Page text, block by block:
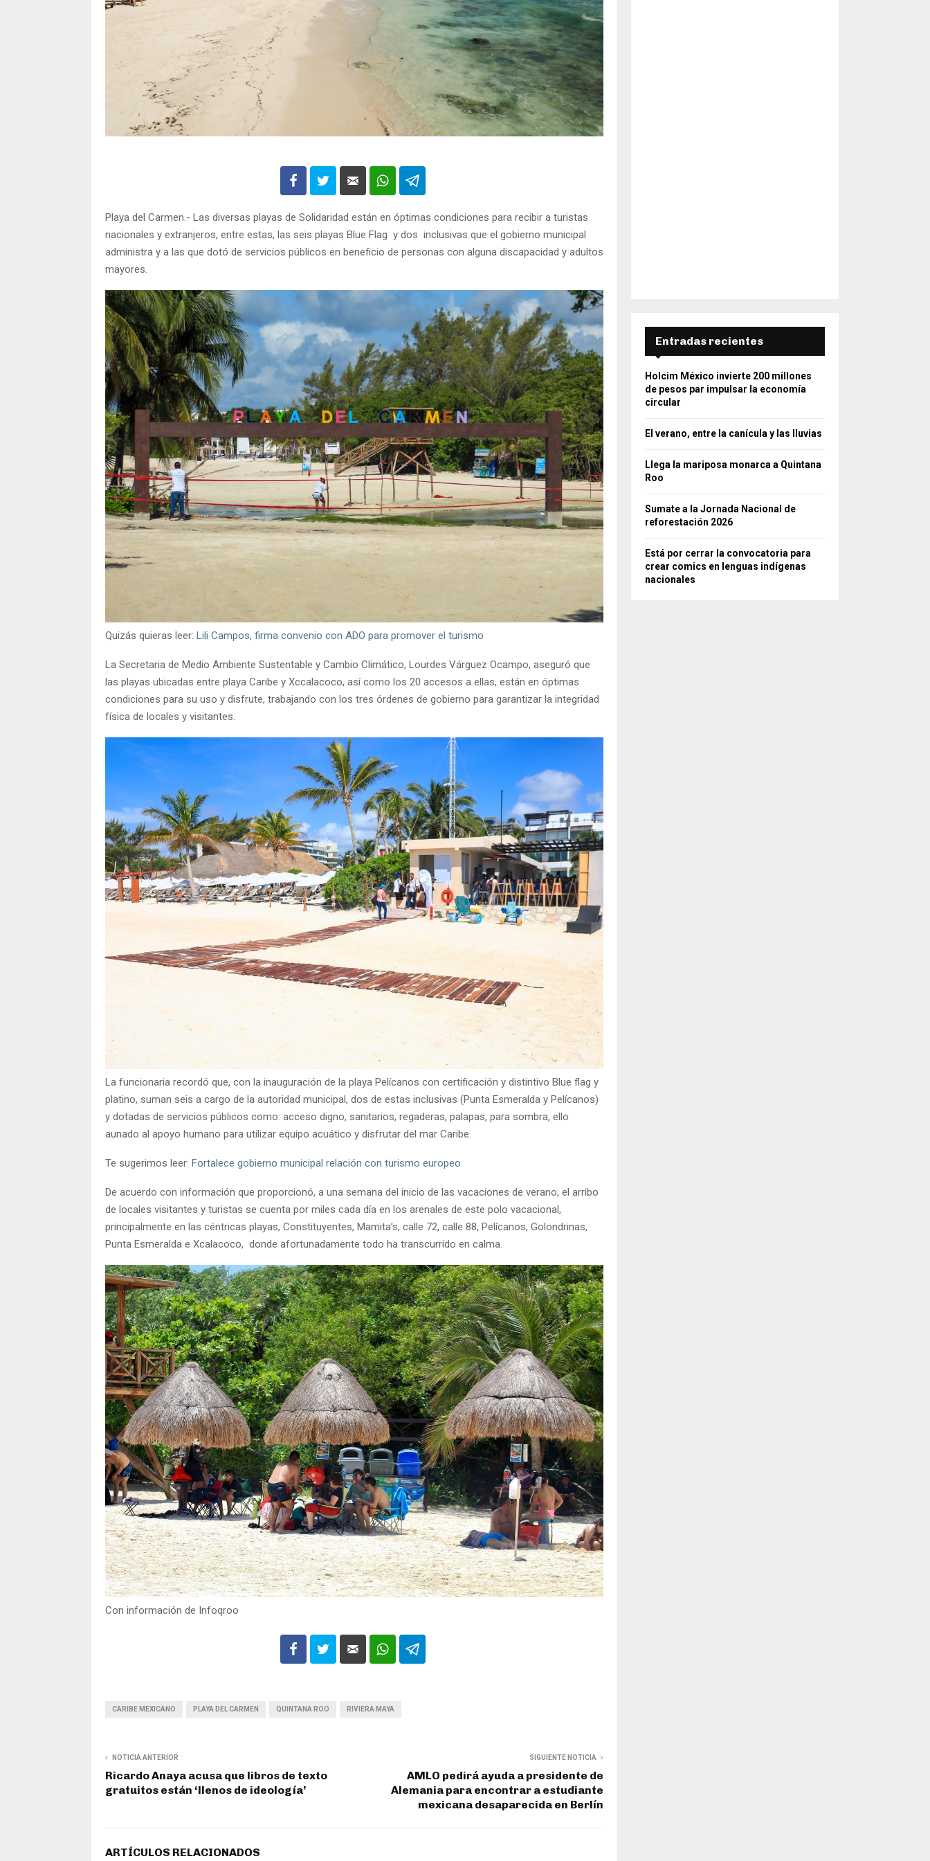
Playa del Carmen.- Las diversas playas de Solidaridad están en óptimas condiciones para recibir a turistas
nacionales y extranjeros, entre estas, las seis playas Blue Flag y dos inclusivas que el gobierno municipal
administra y a las que dotó de servicios públicos en beneficio de personas con alguna discapacidad y adultos
mayores.
Quizás quieras leer: ​​Lili Campos, firma convenio con ADO para promover el turismo
La Secretaria de Medio Ambiente Sustentable y Cambio Climático, Lourdes Várguez Ocampo, aseguró que
las playas ubicadas entre playa Caribe y Xccalacoco, así como los 20 accesos a ellas, están en óptimas
condiciones para su uso y disfrute, trabajando con los tres órdenes de gobierno para garantizar la integridad
física de locales y visitantes.
La funcionaria recordó que, con la inauguración de la playa Pelícanos con certificación y distintivo Blue flag y
platino, suman seis a cargo de la autoridad municipal, dos de estas inclusivas (Punta Esmeralda y Pelícanos)
y dotadas de servicios públicos como: acceso digno, sanitarios, regaderas, palapas, para sombra, ello
aunado al apoyo humano para utilizar equipo acuático y disfrutar del mar Caribe.
Te sugerimos leer: Fortalece gobierno municipal relación con turismo europeo
De acuerdo con información que proporcionó, a una semana del inicio de las vacaciones de verano, el arribo
de locales visitantes y turistas se cuenta por miles cada día en los arenales de este polo vacacional,
principalmente en las céntricas playas, Constituyentes, Mamita’s, calle 72, calle 88, Pelícanos, Golondrinas,
Punta Esmeralda e Xcalacoco, donde afortunadamente todo ha transcurrido en calma.
Con información de Infoqroo
CARIBE MEXICANO PLAYA DEL CARMEN QUINTANA ROO RIVIERA MAYA
NOTICIA ANTERIOR
Ricardo Anaya acusa que libros de texto
gratuitos están ‘llenos de ideología’
SIGUIENTE NOTICIA
AMLO pedirá ayuda a presidente de
Alemania para encontrar a estudiante
mexicana desaparecida en Berlín
ARTÍCULOS RELACIONADOS
Entradas recientes
Holcim México invierte 200 millones
de pesos par impulsar la economía
circular
El verano, entre la canícula y las lluvias
Llega la mariposa monarca a Quintana
Roo
Sumate a la Jornada Nacional de
reforestación 2026
Está por cerrar la convocatoria para
crear comics en lenguas indígenas
nacionales